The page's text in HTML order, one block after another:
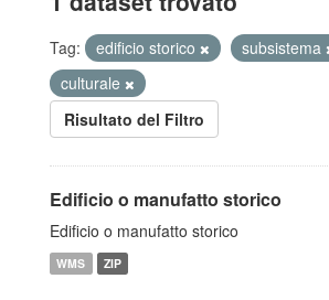
Tag: edificio storico
subsistema
culturale
Risultato del Filtro
Edificio o manufatto storico
Edificio o manufatto storico
WMS ZIP